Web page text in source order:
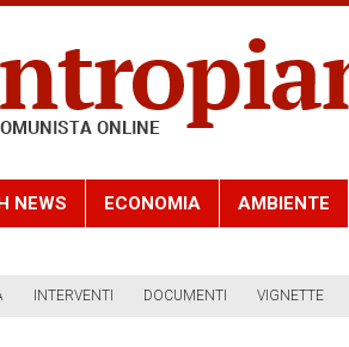
NEWS ECONOMIA AMBIENTE
INTERVENTI DOCUMENTI VIGNETTE